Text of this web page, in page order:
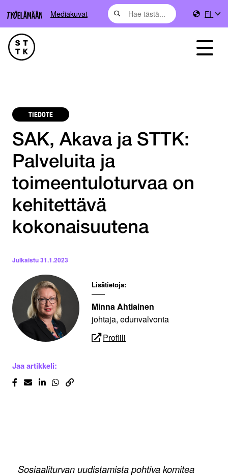
Mediakuvat FI
TIEDOTE
SAK, Akava ja STTK:
Palveluita ja
toimeentuloturvaa on
kehitettävä
kokonaisuutena
Julkaistu31.1.2023
Lisätietoja:
Minna Ahtiainen
johtaja, edunvalvonta
Profiili
Jaa artikkeli:
Sosiaaliturvan uudistamista pohtiva komitea